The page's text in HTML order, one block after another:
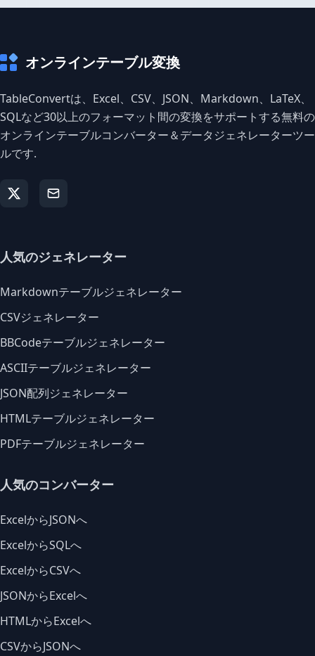
オンラインテーブル変換
TableConvertは、Excel、CSV、JSON、Markdown、LaTeX、
SQLなど30以上のフォーマット間の変換をサポートする無料の
オンラインテーブルコンバーター＆データジェネレーターツー
ルです.
人気のジェネレーター
Markdownテーブルジェネレーター
CSVジェネレーター
BBCodeテーブルジェネレーター
ASCIIテーブルジェネレーター
JSON配列ジェネレーター
HTMLテーブルジェネレーター
PDFテーブルジェネレーター
人気のコンバーター
ExcelからJSONへ
ExcelからSQLへ
ExcelからCSVへ
JSONからExcelへ
HTMLからExcelへ
CSVからJSONへ